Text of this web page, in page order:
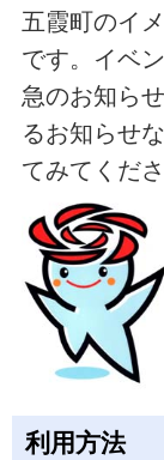
五霞町のイ
です。イベ
急のお知ら
るお知らせ
てみてくださ
利用方法